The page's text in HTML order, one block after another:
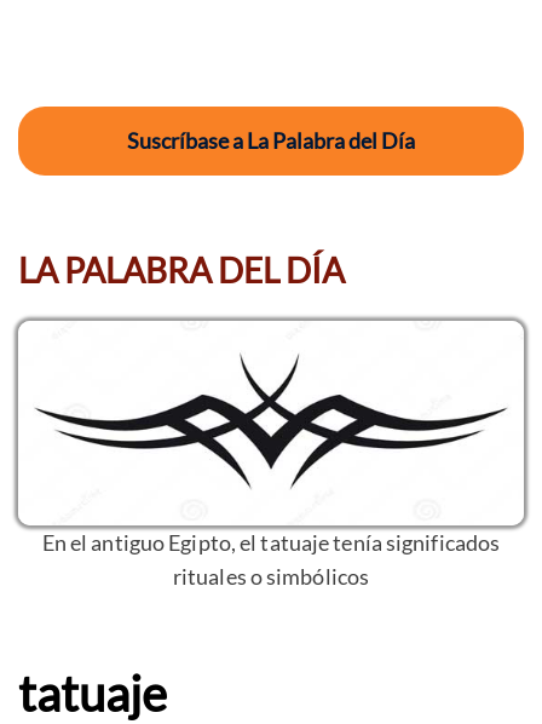
Suscríbase a La Palabra del Día
LA PALABRA DEL DÍA
En el antiguo Egipto, el tatuaje tenía significados
rituales o simbólicos
tatuaje